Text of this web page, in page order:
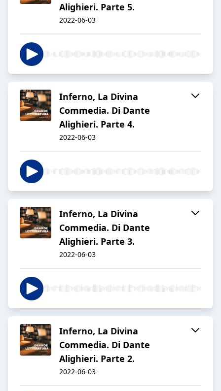
Alighieri. Parte 5.
2022-06-03
Inferno, La Divina
Commedia. Di Dante
Alighieri. Parte 4.
2022-06-03
Inferno, La Divina
Commedia. Di Dante
Alighieri. Parte 3.
2022-06-03
Inferno, La Divina
Commedia. Di Dante
Alighieri. Parte 2.
2022-06-03